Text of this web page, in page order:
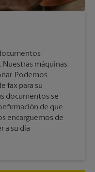
Nuestras máquinas
Podemos
fax para su
documentos se
de que
encarguemos de
a su día